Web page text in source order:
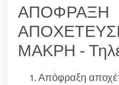
ΑΠΟΦΡΑΞΗ
ΜΑΚΡΗ -
Απόφραξη